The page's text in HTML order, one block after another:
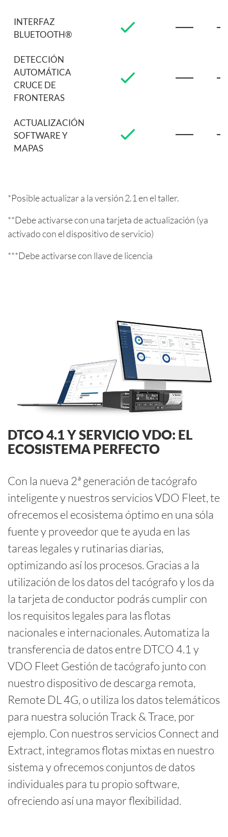
INTERFAZ
BLUETOOTH®
DETECCIÓN
AUTOMÁTICA
CRUCE DE
FRONTERAS
ACTUALIZACIÓN
SOFTWARE Y
MAPAS
TIEMPOS DE
TRABAJO
TIEMPO
PARÁMETROS
CONFIGURABLES
CONTROL
MANUAL
VEHÍCULO
VDO COUNTER
SEGUNDA SEÑAL
DE VELOCIDAD
"INDEPENDENT
MOTION SIGNAL"
DE ACUERDO
IMPRESIONES
GRÁFICAS
INTERFAZ PARA
DESCARGA
REMOTA Y
DTCO
®
SMARTLINK
TIEMPO
INACTIVIDAD
CON MOTOR
*Posible actualizar a la versión 2.1 en el taller.
**Debe activarse con una tarjeta de actualización (ya
activado con el dispositivo de servicio)
***Debe activarse con llave de licencia
DTCO 4.1 Y SERVICIO VDO: EL
ECOSISTEMA PERFECTO
Con la nueva 2ª generación de tacógrafo
inteligente y nuestros servicios VDO Fleet, te
ofrecemos el ecosistema óptimo en una sóla
fuente y proveedor que te ayuda en las
tareas legales y rutinarias diarias,
optimizando así los procesos. Gracias a la
utilización de los datos del tacógrafo y los da
la tarjeta de conductor podrás cumplir con
los requisitos legales para las flotas
nacionales e internacionales. Automatiza la
transferencia de datos entre DTCO 4.1 y
VDO Fleet Gestión de tacógrafo junto con
nuestro dispositivo de descarga remota,
Remote DL 4G, o utiliza los datos telemáticos
para nuestra solución Track & Trace, por
ejemplo. Con nuestros servicios Connect and
Extract, integramos flotas mixtas en nuestro
sistema y ofrecemos conjuntos de datos
individuales para tu propio software,
ofreciendo así una mayor flexibilidad.